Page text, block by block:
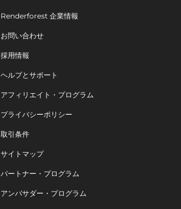
Renderforest 企業情報
お問い合わせ
採用情報
ヘルプとサポート
アフィリエイト・プログラム
プライバシーポリシー
取引条件
サイトマップ
パートナー・プログラム
アンバサダー・プログラム